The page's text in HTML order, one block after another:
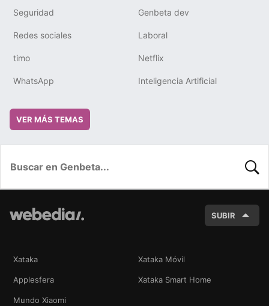
Seguridad Genbeta dev
Redes sociales Laboral
timo Netflix
WhatsApp Inteligencia Artificial
VER MÁS TEMAS
SUBIR
Xataka Xataka Móvil
Applesfera Xataka Smart Home
Mundo Xiaomi